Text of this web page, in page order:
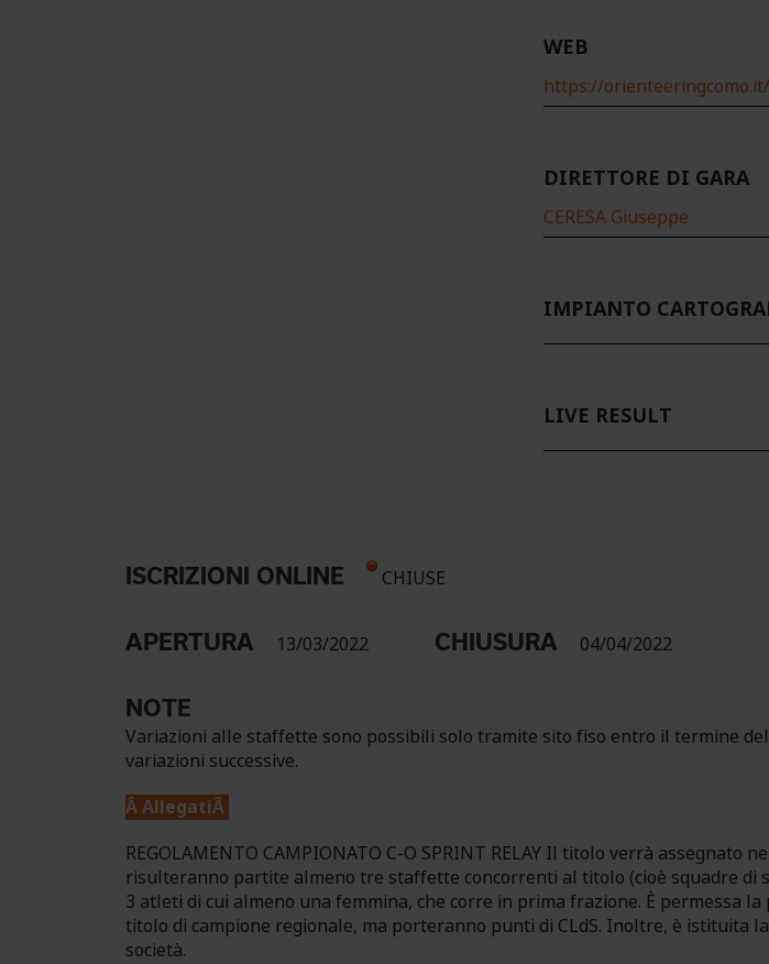
WEB
https://
DIRETTORE DI GARA
CERESA Giuseppe
IMPIANTO
LIVE RESULT
ISCRIZIONI ONLINE CHIUSE
APERTURA 13/03/2022 CHIUSURA 04/04/2022
NOTE
Variazioni alle staffette sono possibili solo tramite sito fiso entro il termine
variazioni successive.
Â AllegatiÂ
REGOLAMENTO CAMPIONATO C-O SPRINT RELAY Il titolo verrà assegnato
risulteranno partite almeno tre staffette concorrenti al titolo (cioè squadre di
3 atleti di cui almeno una femmina, che corre in prima frazione. È permessa
titolo di campione regionale, ma porteranno punti di CLdS. Inoltre, è istituita
società.